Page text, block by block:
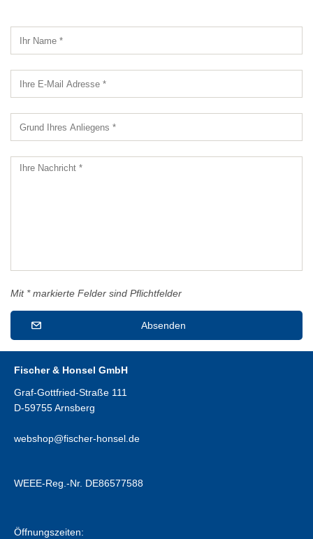
Mit * markierte Felder sind Pflichtfelder
Absenden
Fischer & Honsel GmbH
Graf-Gottfried-Straße 111
D-59755 Arnsberg
webshop@fischer-honsel.de
WEEE-Reg.-Nr. DE86577588
Öffnungszeiten: